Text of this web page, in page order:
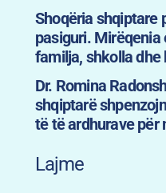
Shoqëria shqiptare
pasiguri. Mirëqenia
familja, shkolla
Dr. Romina
shqiptarë
të të ardhurave për
Lajme